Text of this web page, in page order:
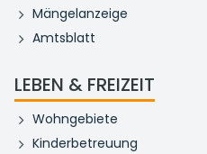
Mängelanzeige
Amtsblatt
LEBEN & FREIZEIT
Wohngebiete
Kinderbetreuung